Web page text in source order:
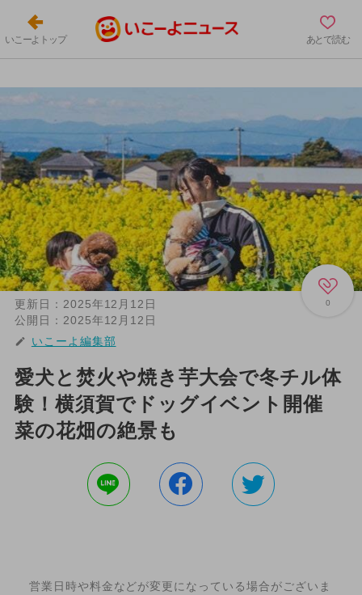
いこーよトップ あとで読む
0
更新日： 2025年12月12日
公開日： 2025年12月12日
いこーよ編集部
愛犬と焚火や焼き芋大会で冬チル体
験！横須賀でドッグイベント開催
菜の花畑の絶景も
営業日時や料金などが変更になっている場合がございま